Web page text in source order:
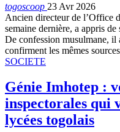
togoscoop 23 Avr 2026
Ancien directeur de l’Office
semaine dernière, a appris
De confession musulmane, il
confirment les mêmes
SOCIETE
Génie Imhotep :
inspectorales qui
lycées togolais